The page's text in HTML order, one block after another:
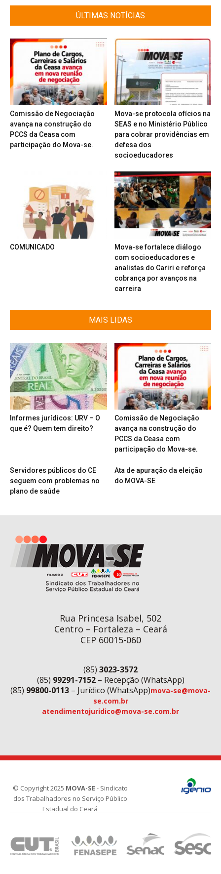
ÚLTIMAS NOTÍCIAS
Comissão de Negociação
avança na construção do
PCCS da Ceasa com
participação do Mova-se.
Mova-se protocola ofícios na
SEAS e no Ministério Público
para cobrar providências em
defesa dos
socioeducadores
COMUNICADO
Mova-se fortalece diálogo
com socioeducadores e
analistas do Cariri e reforça
cobrança por avanços na
carreira
MAIS LIDAS
Informes jurídicos: URV – O
que é? Quem tem direito?
Comissão de Negociação
avança na construção do
PCCS da Ceasa com
participação do Mova-se.
Servidores públicos do CE
seguem com problemas no
plano de saúde
Ata de apuração da eleição
do MOVA-SE
Rua Princesa Isabel, 502
Centro – Fortaleza – Ceará
CEP 60015-060
(85) 3023-3572
(85) 99291-7152– Recepção (WhatsApp)
(85) 99800-0113 – Jurídico (WhatsApp)mova-se@mova-
se.com.br
atendimentojuridico@mova-se.com.br
© Copyright 2025 MOVA-SE- Sindicato
dos Trabalhadores no Serviço Público
Estadual do Ceará